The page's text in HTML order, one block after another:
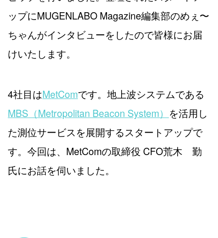
ップにMUGENLABO Magazine編集部のめぇ〜
ちゃんがインタビューをしたので皆様にお届
けいたします。
4社目はMetComです。地上波システムである
MBS（Metropolitan Beacon System） を活用し
た測位サービスを展開するスタートアップで
す。今回は、MetComの取締役 CFO荒木 勤
氏にお話を伺いました。